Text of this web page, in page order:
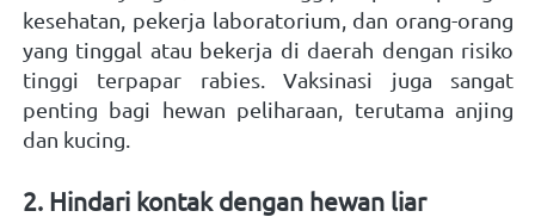
kesehatan, pekerja laboratorium, dan orang-orang
yang tinggal atau bekerja di daerah dengan risiko
tinggi terpapar rabies. Vaksinasi juga sangat
penting bagi hewan peliharaan, terutama anjing
dan kucing.
2. Hindari kontak dengan hewan liar